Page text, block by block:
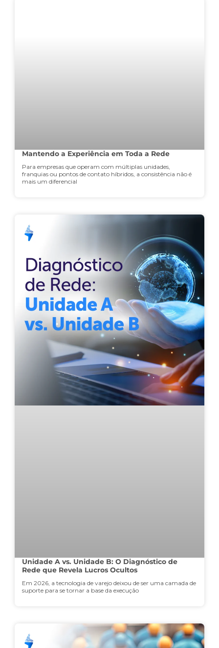
Mantendo a Experiência em Toda a Rede
Para empresas que operam com múltiplas unidades,
franquias ou pontos de contato híbridos, a consistência não é
mais um diferencial
Unidade A vs. Unidade B: O Diagnóstico de
Rede que Revela Lucros Ocultos
Em 2026, a tecnologia de varejo deixou de ser uma camada de
suporte para se tornar a base da execução